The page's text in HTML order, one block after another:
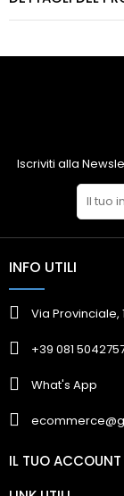
Iscriviti alla
INFO UTILI
Via Provinciale,
+39 081
What's App
IL TUO ACCOUNT